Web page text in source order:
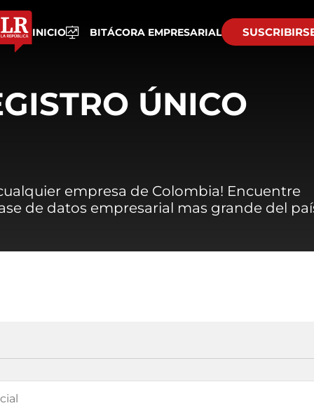
INICIO BITÁCORA EMPRESARIAL
ÚNICO
empresa de Colombia! Encuentre
de datos empresarial mas grande del